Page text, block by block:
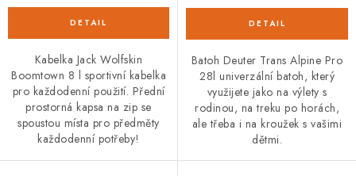
Kabelka Jack Wolfskin
Boomtown 8 l sportivní kabelka
pro každodenní použití. Přední
prostorná kapsa na zip se
spoustou místa pro předměty
každodenní potřeby!
Batoh Deuter Trans Alpine Pro
28l univerzální batoh, který
využijete jako na výlety s
rodinou, na treku po horách,
ale třeba i na kroužek s vašimi
dětmi.